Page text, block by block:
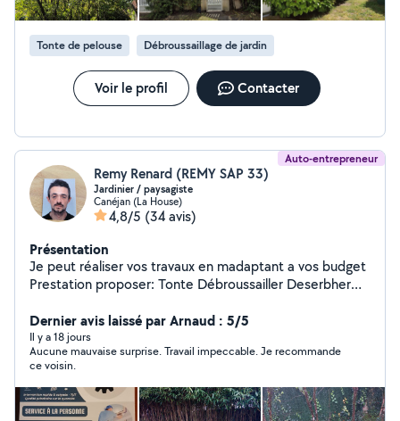
Tonte de pelouse Débroussaillage de jardin
Voir le profil Contacter
Auto-entrepreneur
Remy Renard (REMY SAP 33)
Jardinier / paysagiste
Canéjan (La House)
4,8/5 (34 avis)
Présentation
Je peut réaliser vos travaux en madaptant a vos budget
Prestation proposer: Tonte Débroussailler Deserbher
Création : Massif Allee Terrasse Autre prestation sur
demande
Dernier avis laissé par Arnaud : 5/5
Il y a 18 jours
Aucune mauvaise surprise. Travail impeccable. Je recommande
ce voisin.